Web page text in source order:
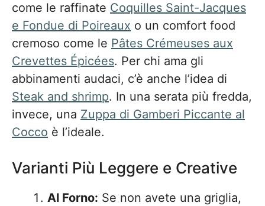
come le raffinate Coquilles Saint-Jacques
e Fondue di Poireaux o un comfort food
cremoso come le Pâtes Crémeuses aux
Crevettes Épicées. Per chi ama gli
abbinamenti audaci, c’è anche l’idea di
Steak and shrimp. In una serata più fredda,
invece, una Zuppa di Gamberi Piccante al
Cocco è l’ideale.
Varianti Più Leggere e Creative
Al Forno: Se non avete una griglia,